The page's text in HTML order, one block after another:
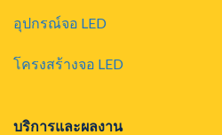
อุปกรณ์จอ LED
โครงสร้างจอ LED
บริการและผลงาน